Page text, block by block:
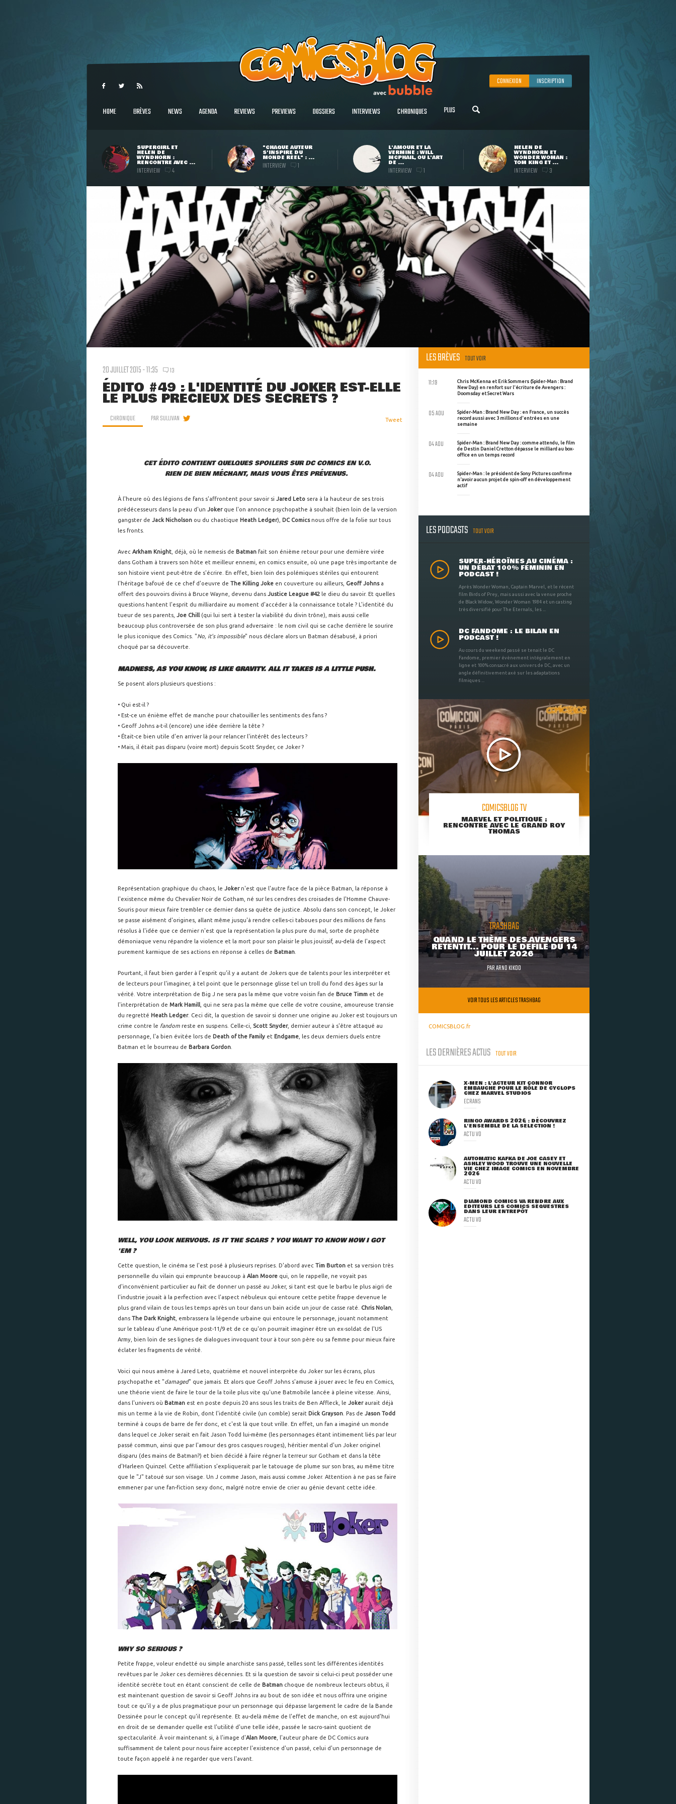
CONNEXION INSCRIPTION
HOME BRÈVES NEWS AGENDA REVIEWS PREVIEWS DOSSIERS INTERVIEWS CHRONIQUES PLUS
SUPERGIRL ET
HELEN DE
WYNDHORN :
RENCONTRE AVEC ...
INTERVIEW 4
"CHAQUE AUTEUR
S'INSPIRE DU
MONDE RÉEL" : ...
INTERVIEW 1
L'AMOUR ET LA
VERMINE : WILL
MCPHAIL, OU L'ART
DE ...
INTERVIEW 1
HELEN DE
WYNDHORN ET
WONDER WOMAN :
TOM KING ET ...
INTERVIEW 3
20 JUILLET 2015 - 11:35 13
ÉDITO #49 : L'IDENTITÉ DU JOKER EST-ELLE
LE PLUS PRÉCIEUX DES SECRETS ?
CHRONIQUE PARSULLIVAN Tweet
CET ÉDITO CONTIENT QUELQUES SPOILERS SUR DC COMICS EN V.O.
RIEN DE BIEN MÉCHANT, MAIS VOUS ÊTES PRÉVENUS.
À l'heure où des légions de fans s'affrontent pour savoir si Jared Leto sera à la hauteur de ses trois
prédécesseurs dans la peau d'un Jokerque l'on annonce psychopathe à souhait (bien loin de la version
gangster de Jack Nicholson ou du chaotique Heath Ledger), DC Comicsnous offre de la folie sur tous
les fronts.
Avec Arkham Knight , déjà, où le nemesis de Batman fait son énième retour pour une dernière virée
dans Gotham à travers son hôte et meilleur ennemi, en comics ensuite, où une page très importante de
son histoire vient peut-être de s'écrire. En effet, bien loin des polémiques stériles qui entourent
l'héritage bafoué de ce chef d'oeuvre de The Killing Joke en couverture ou ailleurs, Geoff Johnsa
offert des pouvoirs divins à Bruce Wayne, devenu dans Justice League #42 le dieu du savoir. Et quelles
questions hantent l'esprit du milliardaire au moment d'accéder à la connaissance totale ? L'identité du
tueur de ses parents, Joe Chill (qui lui sert à tester la viabilité du divin trône), mais aussi celle
beaucoup plus controversée de son plus grand adversaire : le nom civil qui se cache derrière le sourire
le plus iconique des Comics. "No, it's impossible" nous déclare alors un Batman désabusé, à priori
choqué par sa découverte.
MADNESS, AS YOU KNOW, IS LIKE GRAVITY. ALL IT TAKES IS A LITTLE PUSH.
Se posent alors plusieurs questions :
• Qui est-il ?
• Est-ce un énième effet de manche pour chatouiller les sentiments des fans ?
• Geoff Johns a-t-il (encore) une idée derrière la tête ?
• Était-ce bien utile d'en arriver là pour relancer l'intérêt des lecteurs ?
• Mais, il était pas disparu (voire mort) depuis Scott Snyder, ce Joker ?
Représentation graphique du chaos, le Jokern'est que l'autre face de la pièce Batman, la réponse à
l'existence même du Chevalier Noir de Gotham, né sur les cendres des croisades de l'Homme Chauve-
Souris pour mieux faire trembler ce dernier dans sa quête de justice. Absolu dans son concept, le Joker
se passe aisément d'origines, allant même jusqu'à rendre celles-ci taboues pour des millions de fans
résolus à l'idée que ce dernier n'est que la représentation la plus pure du mal, sorte de prophète
démoniaque venu répandre la violence et la mort pour son plaisir le plus jouissif, au-delà de l'aspect
purement karmique de ses actions en réponse à celles de Batman
Pourtant, il faut bien garder à l'esprit qu'il y a autant de Jokers que de talents pour les interpréter et
de lecteurs pour l'imaginer, à tel point que le personnage glisse tel un troll du fond des âges sur la
vérité. Votre interprétation de Big J ne sera pas la même que votre voisin fan de Bruce Timm et de
l'interprétation de Mark Hamill , qui ne sera pas la même que celle de votre cousine, amoureuse transie
du regretté Heath Ledger. Ceci dit, la question de savoir si donner une origine au Joker est toujours un
crime contre le fandom reste en suspens. Celle-ci, Scott Snyder, dernier auteur à s'être attaqué au
personnage, l'a bien évitée lors de Death of the Family et Endgame , les deux derniers duels entre
Batman et le bourreau de Barbara Gordon
WELL, YOU LOOK NERVOUS. IS IT THE SCARS ? YOU WANT TO KNOW HOW I GOT
'EM ?
Cette question, le cinéma se l'est posé à plusieurs reprises. D'abord avec Tim Burton et sa version très
personnelle du vilain qui emprunte beaucoup à Alan Moore qui, on le rappelle, ne voyait pas
d'inconvénient particulier au fait de donner un passé au Joker, si tant est que le barbu le plus aigri de
l'industrie jouait à la perfection avec l'aspect nébuleux qui entoure cette petite frappe devenue le
plus grand vilain de tous les temps après un tour dans un bain acide un jour de casse raté. Chris Nolan
dans The Dark Knight , embrassera la légende urbaine qui entoure le personnage, jouant notamment
sur le tableau d'une Amérique post-11/9 et de ce qu'on pourrait imaginer être un ex-soldat de l'US
Army, bien loin de ses lignes de dialogues invoquant tour à tour son père ou sa femme pour mieux faire
éclater les fragments de vérité.
Voici qui nous amène à Jared Leto, quatrième et nouvel interprète du Joker sur les écrans, plus
psychopathe et "damaged" que jamais. Et alors que Geoff Johns s'amuse à jouer avec le feu en Comics,
une théorie vient de faire le tour de la toile plus vite qu'une Batmobile lancée à pleine vitesse. Ainsi,
dans l'univers où Batman est en poste depuis 20 ans sous les traits de Ben Affleck, le Jokeraurait déjà
mis un terme à la vie de Robin, dont l'identité civile (un comble) serait Dick Grayson . Pas de Jason Todd
terminé à coups de barre de fer donc, et c'est là que tout vrille. En effet, un fan a imaginé un monde
dans lequel ce Joker serait en fait Jason Todd lui-même (les personnages étant intimement liés par leur
passé commun, ainsi que par l'amour des gros casques rouges), héritier mental d'un Joker originel
disparu (des mains de Batman?) et bien décidé à faire régner la terreur sur Gotham et dans la tête
d'Harleen Quinzel. Cette affiliation s'expliquerait par le tatouage de plume sur son bras, au même titre
que le "J" tatoué sur son visage. Un J comme Jason, mais aussi comme Joker. Attention à ne pas se faire
emmener par une fan-fiction sexy donc, malgré notre envie de crier au génie devant cette idée.
WHY SO SERIOUS ?
Petite frappe, voleur endetté ou simple anarchiste sans passé, telles sont les différentes identités
revêtues par le Joker ces dernières décennies. Et si la question de savoir si celui-ci peut posséder une
identité secrète tout en étant conscient de celle de Batman choque de nombreux lecteurs obtus, il
est maintenant question de savoir si Geoff Johns ira au bout de son idée et nous offrira une origine
tout ce qu'il y a de plus pragmatique pour un personnage qui dépasse largement le cadre de la Bande
Dessinée pour le concept qu'il représente. Et au-delà même de l'effet de manche, on est aujourd'hui
en droit de se demander quelle est l'utilité d'une telle idée, passée le sacro-saint quotient de
spectacularité. À voir maintenant si, à l'image d'Alan Moore , l'auteur phare de DC Comics aura
suffisamment de talent pour nous faire accepter l'existence d'un passé, celui d'un personnage de
toute façon appelé à ne regarder que vers l'avant.
LES BRÈVES TOUT VOIR
Chris McKenna et Erik Sommers (Spider-Man : Brand
New Day) en renfort sur l'écriture de Avengers :
Doomsday et Secret Wars
11:19
Spider-Man : Brand New Day : en France, un succès
record aussi avec 3 millions d'entrées en une
semaine
05 AOU
Spider-Man : Brand New Day : comme attendu, le film
de Destin Daniel Cretton dépasse le milliard au box-
office en un temps record
04 AOU
Spider-Man : le président de Sony Pictures confirme
n'avoir aucun projet de spin-off en développement
actif
04 AOU
LES PODCASTS TOUT VOIR
SUPER-HÉROÏNES AU CINÉMA :
UN DÉBAT 100% FÉMININ EN
PODCAST !
Après Wonder Woman, Captain Marvel, et le récent
film Birds of Prey, mais aussi avec la venue proche
de Black Widow, Wonder Woman 1984 et un casting
très diversifié pour The Eternals, les ...
DC FANDOME : LE BILAN EN
PODCAST !
Au cours du weekend passé se tenait le DC
Fandome, premier évènement intégralement en
ligne et 100% consacré aux univers de DC, avec un
angle définitivement axé sur les adaptations
filmiques ...
COMICSBLOG TV
MARVEL ET POLITIQUE :
RENCONTRE AVEC LE GRAND ROY
THOMAS
TRASHBAG
QUAND LE THÈME DES AVENGERS
RETENTIT... POUR LE DÉFILÉ DU 14
JUILLET 2026
PARARNO KIKOO
VOIR TOUS LES ARTICLES TRASHBAG
COMICSBLOG.fr
LES DERNIÈRES ACTUS TOUT VOIR
X-MEN : L'ACTEUR KIT CONNOR
EMBAUCHÉ POUR LE RÔLE DE CYCLOPS
CHEZ MARVEL STUDIOS
ECRANS
RINGO AWARDS 2026 : DÉCOUVREZ
L'ENSEMBLE DE LA SÉLECTION !
ACTU VO
AUTOMATIC KAFKA DE JOE CASEY ET
ASHLEY WOOD TROUVE UNE NOUVELLE
VIE CHEZ IMAGE COMICS EN NOVEMBRE
2026
ACTU VO
DIAMOND COMICS VA RENDRE AUX
ÉDITEURS LES COMICS SÉQUESTRÉS
DANS LEUR ENTREPÔT
ACTU VO